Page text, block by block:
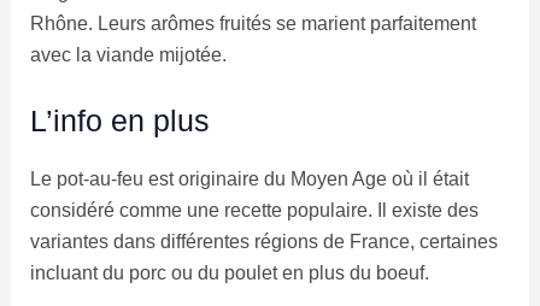
Rhône. Leurs arômes fruités se marient parfaitement
avec la viande mijotée.
L’info en plus
Le pot-au-feu est originaire du Moyen Age où il était
considéré comme une recette populaire. Il existe des
variantes dans différentes régions de France, certaines
incluant du porc ou du poulet en plus du boeuf.